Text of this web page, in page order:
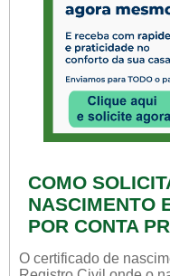
COMO
NASCIMENTO
POR CONTA
O certificado de